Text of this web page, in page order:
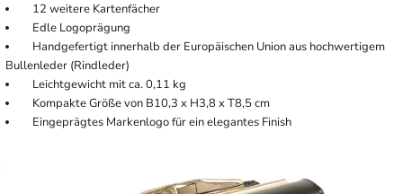
12 weitere Kartenfächer
Edle Logoprägung
Handgefertigt innerhalb der Europäischen Union aus hochwertigem
Bullenleder (Rindleder)
Leichtgewicht mit ca. 0,11 kg
Kompakte Größe von B10,3 x H3,8 x T8,5 cm
Eingeprägtes Markenlogo für ein elegantes Finish